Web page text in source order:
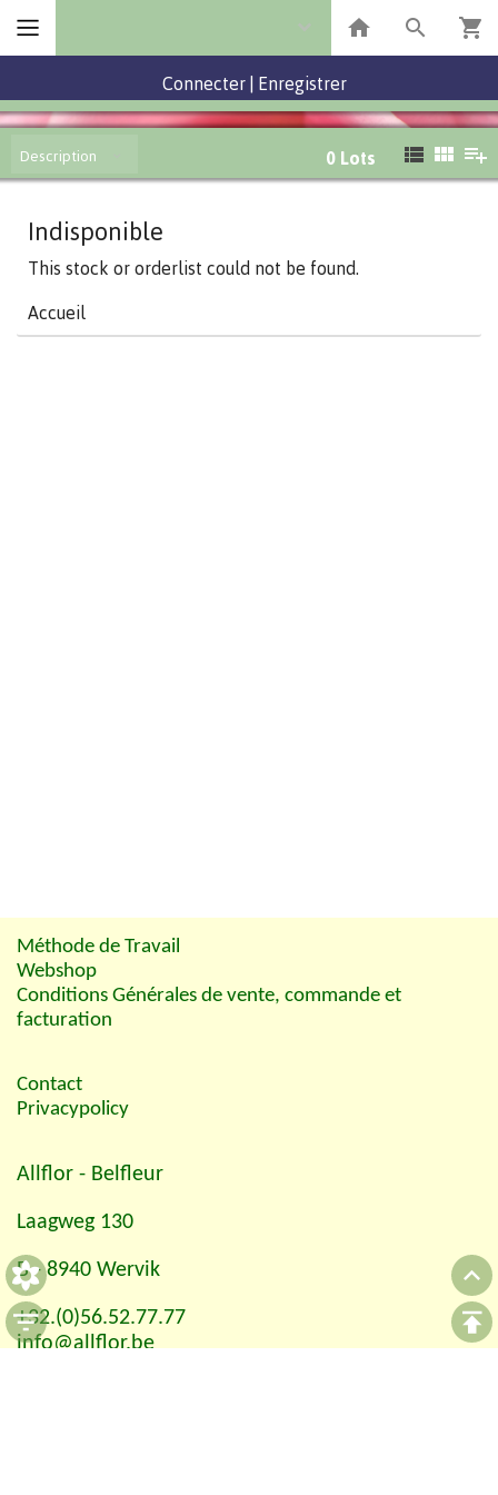
Connecter Enregistrer
Description 0 Lots
Indisponible
This stock or orderlist could not be found.
Accueil
Méthode de Travail
Webshop
Conditions Générales de vente, commande et
facturation
Contact
Privacypolicy
Allflor - Belfleur
Laagweg 130
B - 8940 Wervik
+32.(0)56.52.77.77
info@allflor.be